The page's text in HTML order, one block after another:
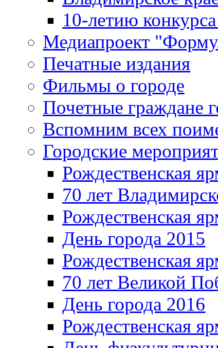
10-летию
Медиапроект
Печатные издания
Фильмы о городе
Почетные граждане
Вспомним всех
Городские
Рождественская
70 лет
Рождественская
День города 2015
Рождественская
70 лет Великой
День города 2016
Рождественская